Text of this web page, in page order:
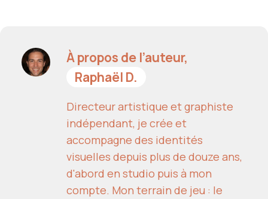
À propos de l’auteur,
Raphaël D.
Directeur artistique et graphiste
indépendant, je crée et
accompagne des identités
visuelles depuis plus de douze ans,
d'abord en studio puis à mon
compte. Mon terrain de jeu : le